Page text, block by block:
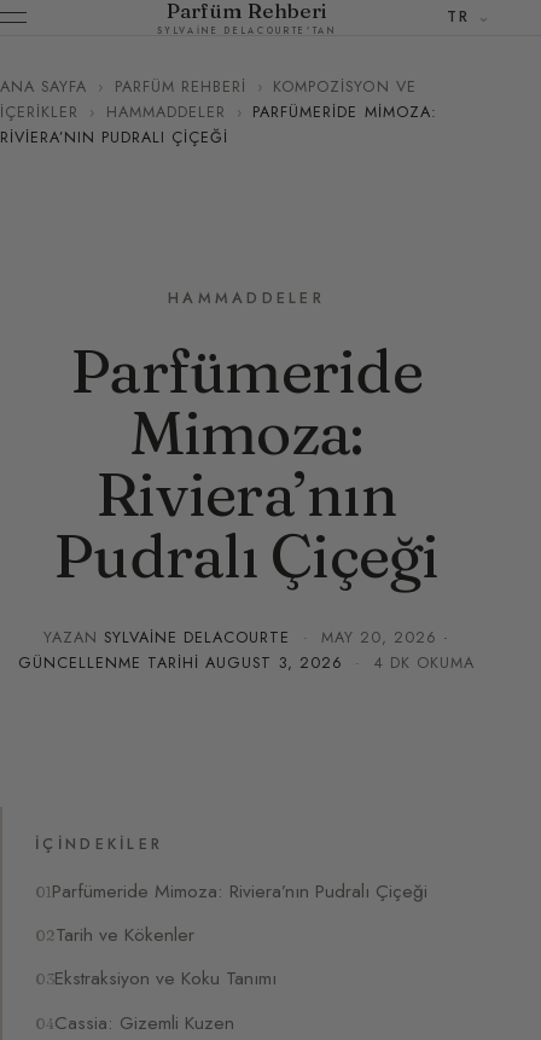
Parfüm Rehberi
SYLVAINE DELACOURTE'TAN
TR
ANA SAYFA › PARFÜM REHBERI › KOMPOZISYON VE
İÇERIKLER
› HAMMADDELER › PARFÜMERIDE MIMOZA:
RIVIERA’NIN PUDRALI ÇIÇEĞI
HAMMADDELER
Parfümeride
Mimoza:
Riviera’nın
Pudralı Çiçeği
YAZAN SYLVAINE DELACOURTE · MAY 20, 2026 ·
GÜNCELLENME TARIHIAUGUST 3, 2026 · 4 DK OKUMA
İÇINDEKILER
Parfümeride Mimoza: Riviera’nın Pudralı Çiçeği
Tarih ve Kökenler
Ekstraksiyon ve Koku Tanımı
Cassia: Gizemli Kuzen